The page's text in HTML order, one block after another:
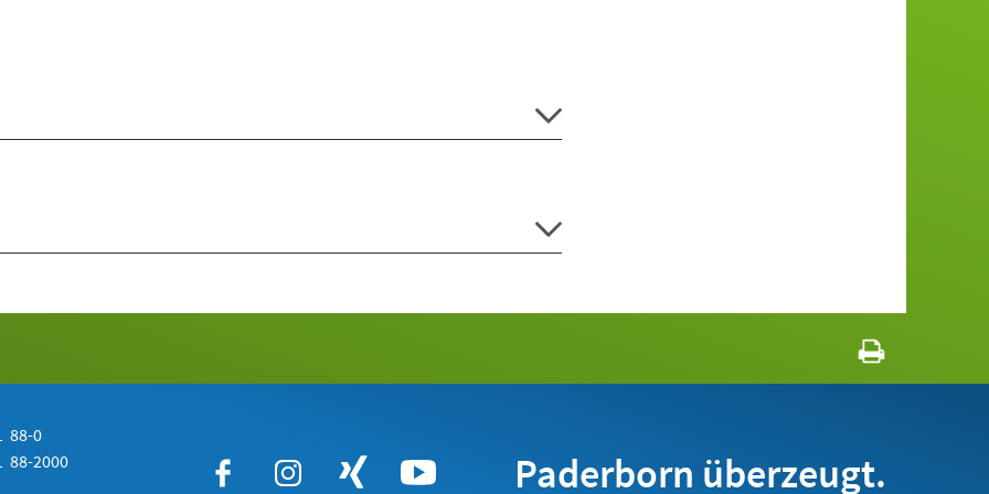
88-0
88-2000 Paderborn überzeugt.